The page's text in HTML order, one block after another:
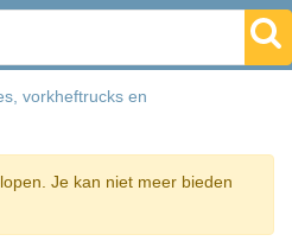
vorkheftrucks en
Je kan niet meer bieden